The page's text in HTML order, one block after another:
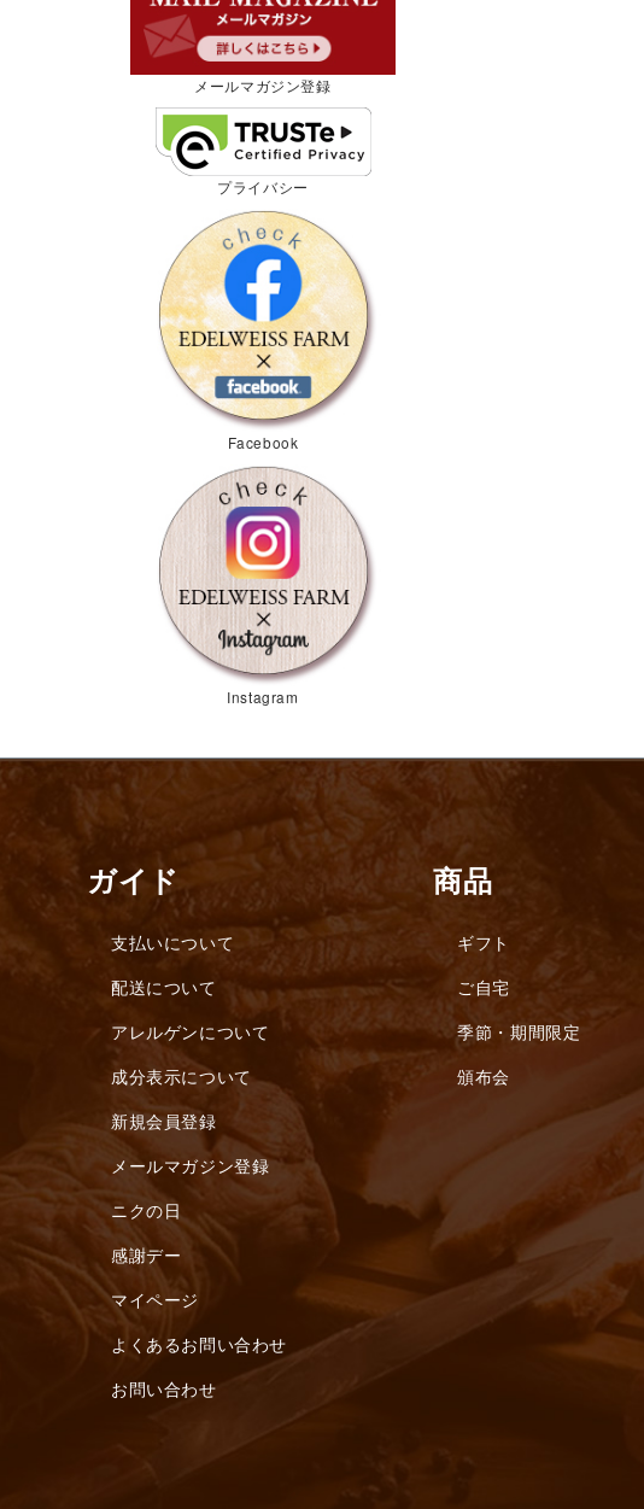
メールマガジン登録
プライバシー
Facebook
Instagram
ガイド
支払いについて
配送について
アレルゲンについて
成分表示について
新規会員登録
メールマガジン登録
ニクの日
感謝デー
マイページ
よくあるお問い合わせ
お問い合わせ
商品
ギフト
ご自宅
季節・期間限定
頒布会